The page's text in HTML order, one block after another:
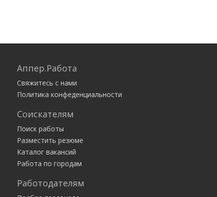
Аппер.Работа
Свяжитесь с нами
Политика конфеденциальности
Соискателям
Поиск работы
Разместить резюме
Каталог вакансий
Работа по городам
Работодателям